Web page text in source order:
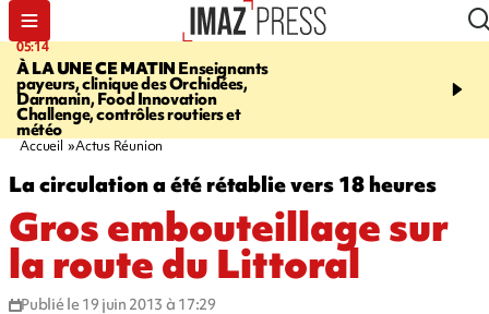
05:14
À LA UNE CE MATIN Enseignants
payeurs, clinique des Orchidées,
Darmanin, Food Innovation
Challenge, contrôles routiers et
météo
07:08
Orchidées pourrait
conséquences pour les
Accueil Actus Réunion
La circulation a été rétablie vers 18 heures
Gros embouteillage sur
la route du Littoral
Publié le 19 juin 2013 à 17:29